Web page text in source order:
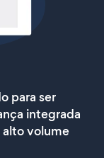
para ser
integrada
alto volume